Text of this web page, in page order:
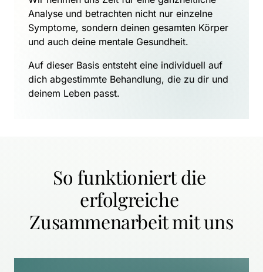
Analyse und betrachten nicht nur einzelne
Symptome, sondern deinen gesamten Körper
und auch deine mentale Gesundheit.
Auf dieser Basis entsteht eine individuell auf
dich abgestimmte Behandlung, die zu dir und
deinem Leben passt.
So funktioniert die
erfolgreiche
Zusammenarbeit mit uns